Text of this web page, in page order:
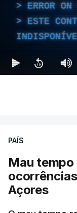
ERROR
ESTE
PAÍS
Mau
Açores